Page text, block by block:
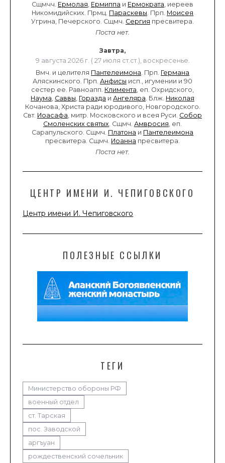
Сщмчч. Ермолая, Ермиппа и Ермократа, иереев
Никомидийских. Прмц. Параскевы. Прп. Моисея
Угрина, Печерского. Сщмч. Сергия пресвитера.
Поста нет.
Завтра,
9 августа 2026 г. ( 27 июля ст.ст.), воскресенье.
Вмч. и целителя Пантелеимона. Прп. Германа
Аляскинского. Прп. Анфисы исп., игумении и 90
сестер ее. Равноапп. Климента, еп. Охридского,
Наума, Саввы, Горазда и Ангеляра. Блж. Николая
Кочанова, Христа ради юродивого, Новгородского.
Свт. Иоасафа, митр. Московского и всея Руси. Собор
Смоленских святых. Сщмч. Амвросия, еп.
Сарапульского. Сщмч. Платона и Пантелеимона
пресвитера. Сщмч. Иоанна пресвитера.
Поста нет.
ЦЕНТР ИМЕНИ И. ЧЕПИГОВСКОГО
Центр имени И. Чепиговского
ПОЛЕЗНЫЕ ССЫЛКИ
ТЕГИ
Министерство обороны РФ
военный отдел
ст. Тарская
пос. Заводской
аргъуан
рождественский сочельник